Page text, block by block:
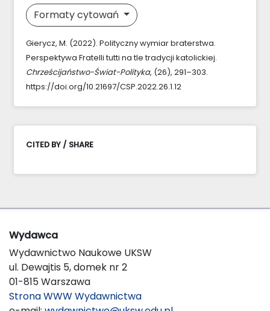
Formaty cytowań
Gierycz, M. (2022). Polityczny wymiar braterstwa.
Perspektywa Fratelli tutti na tle tradycji katolickiej.
Chrześcijaństwo-Świat-Polityka, (26), 291–303.
https://doi.org/10.21697/CSP.2022.26.1.12
CITED BY / SHARE
Wydawca
Wydawnictwo Naukowe UKSW
ul. Dewajtis 5, domek nr 2
01-815 Warszawa
Strona WWW Wydawnictwa